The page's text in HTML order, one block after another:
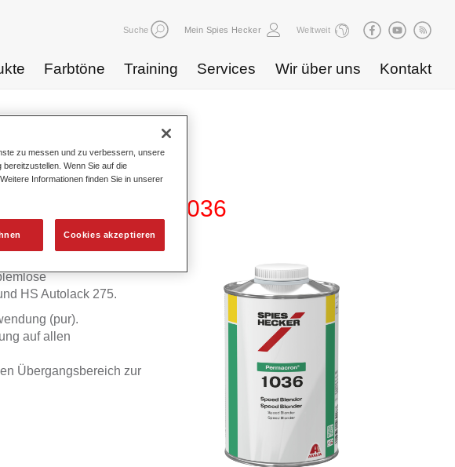
Suche Mein Spies Hecker Weltweit
Farbtöne Training Services Wir über uns Kontakt
Speed Blender 1036
HS Autolack 275.
(pur).
auf allen
Übergangsbereich zur
zu messen und zu verbessern, unsere
Wenn Sie auf die
Informationen finden Sie in unserer
Cookies akzeptieren